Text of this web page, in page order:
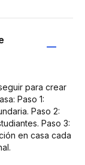
para crear
Paso 1:
Paso 2:
Paso 3:
en casa cada